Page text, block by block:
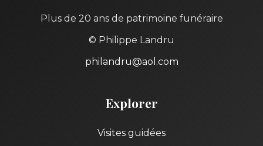
Plus de 20 ans de patrimoine funéraire
© Philippe Landru
philandru@aol.com
Explorer
Visites guidées